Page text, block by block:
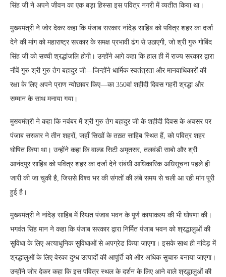
सिंह जी ने अपने जीवन का एक बड़ा हिस्सा इस पवित्र नगरी में व्यतीत किया था।
मुख्यमंत्री ने जोर देकर कहा कि पंजाब सरकार नांदेड़ साहिब को पवित्र शहर का दर्जा
देने की मांग को महाराष्ट्र सरकार के समक्ष प्रभावी ढंग से उठाएगी, जो श्री गुरु गोबिंद
सिंह जी को सच्ची श्रद्धांजलि होगी। उन्होंने आगे कहा कि हाल ही में राज्य सरकार द्वारा
नौवें गुरु श्री गुरु तेग बहादुर जी—जिन्होंने धार्मिक स्वतंत्रता और मानवाधिकारों की
रक्षा के लिए अपने प्राण न्योछावर किए—का 350वां शहीदी दिवस गहरी श्रद्धा और
सम्मान के साथ मनाया गया।
मुख्यमंत्री ने कहा कि नवंबर में श्री गुरु तेग बहादुर जी के शहीदी दिवस के अवसर पर
पंजाब सरकार ने तीन शहरों, जहाँ सिखों के तख़्त साहिब स्थित हैं, को पवित्र शहर
घोषित किया था। उन्होंने कहा कि वाल्ड सिटी अमृतसर, तलवंडी साबो और श्री
आनंदपुर साहिब को पवित्र शहर का दर्जा देने संबंधी आधिकारिक अधिसूचना पहले ही
जारी की जा चुकी है, जिससे विश्व भर की संगतों की लंबे समय से चली आ रही मांग पूरी
हुई है।
मुख्यमंत्री ने नांदेड़ साहिब में स्थित पंजाब भवन के पूर्ण कायाकल्प की भी घोषणा की।
भगवंत सिंह मान ने कहा कि पंजाब सरकार द्वारा निर्मित पंजाब भवन को श्रद्धालुओं की
सुविधा के लिए अत्याधुनिक सुविधाओं से अपग्रेड किया जाएगा। इसके साथ ही नांदेड़ में
श्रद्धालुओं के लिए वेरका दुग्ध उत्पादों की आपूर्ति को और अधिक सुचारु बनाया जाएगा।
उन्होंने जोर देकर कहा कि इस पवित्र स्थल के दर्शन के लिए आने वाले श्रद्धालुओं की